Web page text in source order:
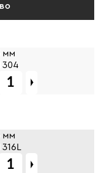
мм
304
мм
316L